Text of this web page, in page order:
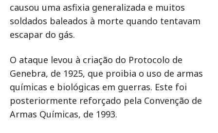
causou uma asfixia generalizada e muitos
soldados baleados à morte quando tentavam
escapar do gás.
O ataque levou à criação do Protocolo de
Genebra, de 1925, que proibia o uso de armas
químicas e biológicas em guerras. Este foi
posteriormente reforçado pela Convenção de
Armas Químicas, de 1993.